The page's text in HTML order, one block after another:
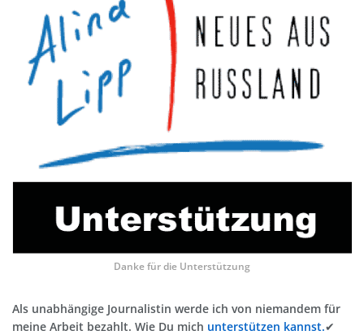
Danke für die Unterstützung
Als unabhängige Journalistin werde ich von niemandem für
meine Arbeit bezahlt. Wie Du mich unterstützen kannst.✔